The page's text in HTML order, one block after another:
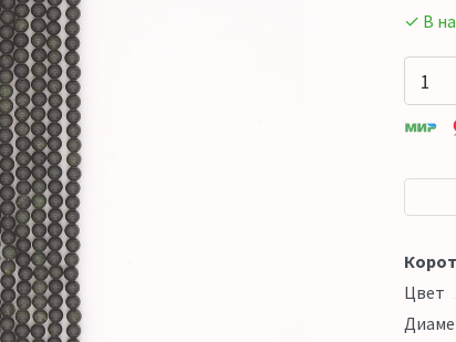
✓ В
Цвет